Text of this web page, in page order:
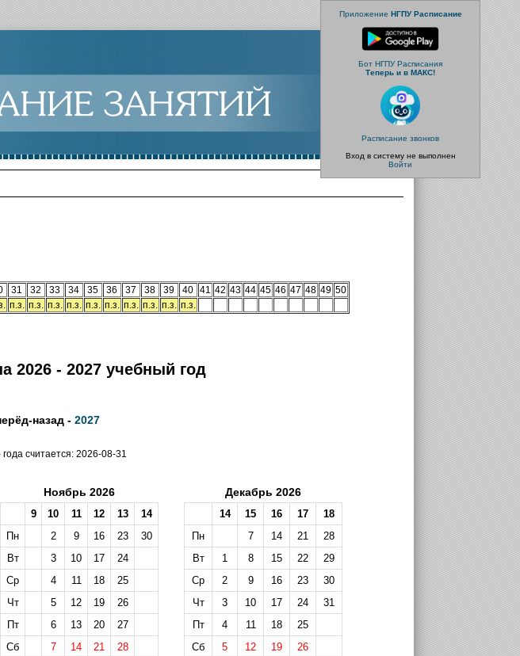
Приложение НГПУ Расписание
Бот НГПУ Расписания
Теперь и в МАКС!
Расписание звонков
Вход в систему не выполнен
Войти
31 32 33 34 35 36 37 38 39 40 41 42 43 44 45 46 47 48 49 50
п.з. п.з. п.з. п.з. п.з. п.з. п.з. п.з. п.з. п.з.
2026 - 2027 учебный год
назад - 2027
считается: 2026-08-31
Ноябрь 2026
9 10 11 12 13
14
Пн
2 9 16 23
30
Вт
3 10 17
24
Ср
4 11 18
25
Чт
5 12 19
26
Пт
6 13 20
27
Сб
7 14 21
28
Декабрь 2026
14 15 16 17
18
Пн
7 14 21
28
Вт
1 8 15 22
29
Ср
2 9 16 23
30
Чт
3 10 17 24
31
Пт
4 11 18
25
Сб
5 12 19
26